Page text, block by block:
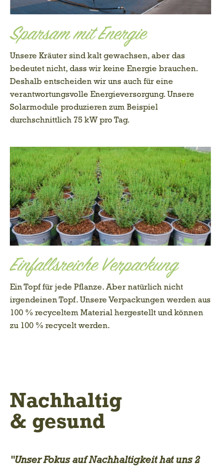
Sparsam mit Energie
Unsere Kräuter sind kalt gewachsen, aber das
bedeutet nicht, dass wir keine Energie brauchen.
Deshalb entscheiden wir uns auch für eine
verantwortungsvolle Energieversorgung. Unsere
Solarmodule produzieren zum Beispiel
durchschnittlich 75 kW pro Tag.
Einfallsreiche Verpackung
Ein Topf für jede Pflanze. Aber natürlich nicht
irgendeinen Topf. Unsere Verpackungen werden aus
100 % recyceltem Material hergestellt und können
zu 100 % recycelt werden.
Nachhaltig
& gesund
"Unser Fokus auf Nachhaltigkeit hat uns 2